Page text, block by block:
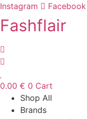
Skip
to
content
Instagram Facebook
Fashflair
0.00 € 0 Cart
Shop All
Brands